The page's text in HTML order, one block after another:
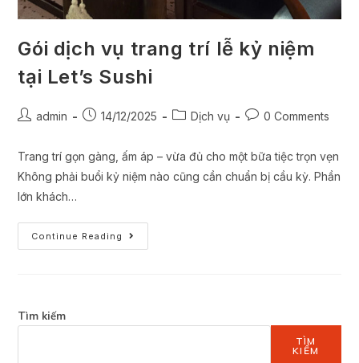
Gói dịch vụ trang trí lễ kỷ niệm
tại Let’s Sushi
admin 14/12/2025 Dịch vụ 0 Comments
Trang trí gọn gàng, ấm áp – vừa đủ cho một bữa tiệc trọn vẹn
Không phải buổi kỷ niệm nào cũng cần chuẩn bị cầu kỳ. Phần
lớn khách…
Continue Reading
Tìm kiếm
TÌM
KIẾM